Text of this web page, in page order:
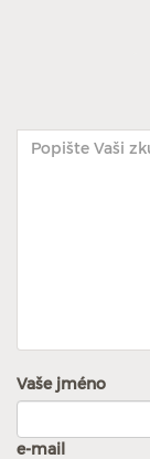
Vaše jméno
e-mail